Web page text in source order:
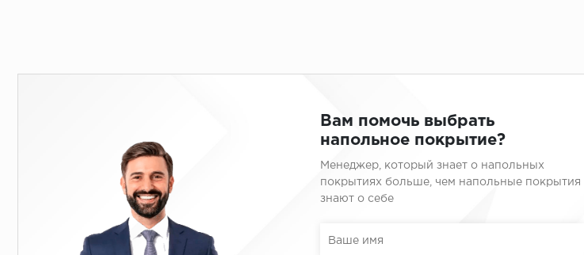
Вам помочь выбрать
напольное покрытие?
Менеджер, который знает о напольных
покрытиях больше, чем напольные покрытия
знают о себе